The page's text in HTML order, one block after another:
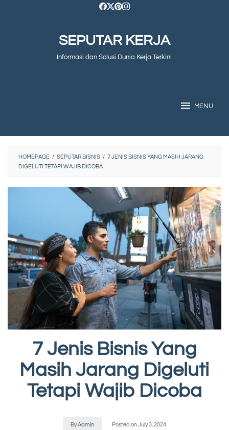
SEPUTAR KERJA
Informasi dan Solusi Dunia Kerja Terkini
MENU
HOMEPAGE / SEPUTAR BISNIS / 7 JENIS BISNIS YANG MASIH JARANG
DIGELUTI TETAPI WAJIB DICOBA
7 Jenis Bisnis Yang
Masih Jarang Digeluti
Tetapi Wajib Dicoba
ByAdmin Posted onJuly 3, 2024